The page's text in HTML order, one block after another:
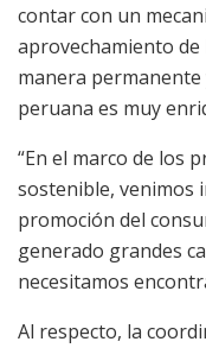
contar con un
aprovechamiento de
manera permanente
peruana es muy
“En el marco de los
sostenible, venimos
promoción del
generado grandes
necesitamos
Al respecto, la